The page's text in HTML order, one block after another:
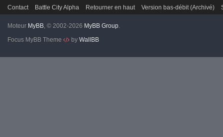
Contact Battle City Alpha Retourner en haut Version bas-débit (Archivé)
Moteur MyBB, © 2002-2026 MyBB Group.
Focus MyBB Theme
by WallBB